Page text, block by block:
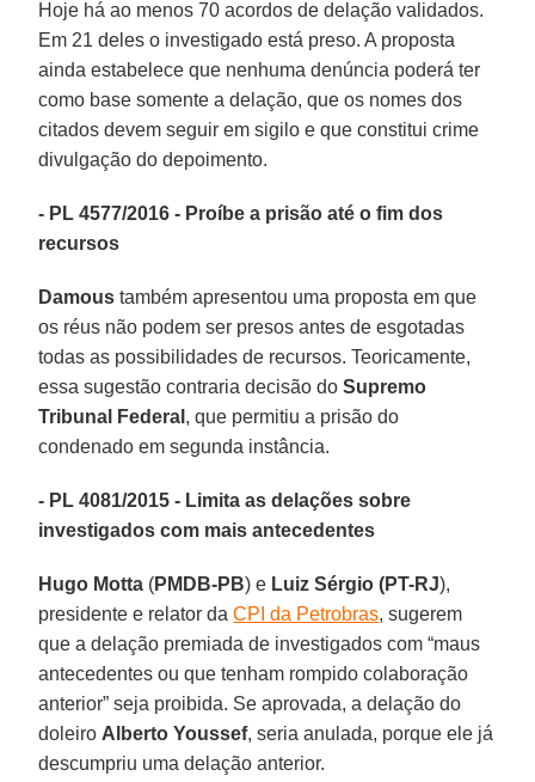
Hoje há ao menos 70 acordos de delação validados.
Em 21 deles o investigado está preso. A proposta
ainda estabelece que nenhuma denúncia poderá ter
como base somente a delação, que os nomes dos
citados devem seguir em sigilo e que constitui crime
divulgação do depoimento.
- PL 4577/2016 - Proíbe a prisão até o fim dos
recursos
Damous também apresentou uma proposta em que
os réus não podem ser presos antes de esgotadas
todas as possibilidades de recursos. Teoricamente,
essa sugestão contraria decisão doSupremo
Tribunal Federal , que permitiu a prisão do
condenado em segunda instância.
- PL 4081/2015 - Limita as delações sobre
investigados com mais antecedentes
Hugo Motta (PMDB-PB) e Luiz Sérgio (PT-RJ),
presidente e relator daCPI da Petrobras, sugerem
que a delação premiada de investigados com “maus
antecedentes ou que tenham rompido colaboração
anterior” seja proibida. Se aprovada, a delação do
doleiro Alberto Youssef, seria anulada, porque ele já
descumpriu uma delação anterior.